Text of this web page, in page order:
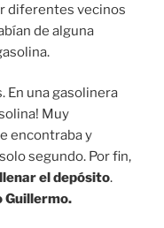
diferentes vecinos
de alguna
En una gasolinera
Muy
encontraba y
segundo. Por fin,
llenar el depósito.
Guillermo.